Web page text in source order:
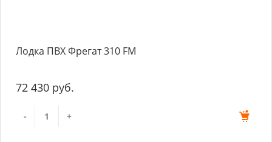
Лодка ПВХ Фрегат 310 FM
72 430 руб.
- +